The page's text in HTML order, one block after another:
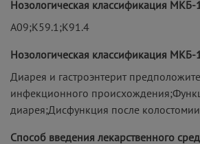
Нозологическая классификация МКБ-
A09;K59.1;K91.4
Нозологическая классификация МКБ-
Диарея и гастроэнтерит
инфекционного
диарея;Дисфункция после
Способ введения лекарственного